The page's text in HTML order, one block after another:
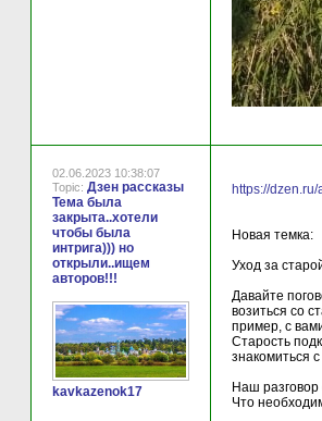
02.06.2023 10:38:07
Topic: Дзен рассказы
Тема была
закрыта..хотели
чтобы была
интрига))) но
открыли..ищем
авторов!!!
kavkazenok17
https://
Новая темка:
Уход за
Давайте
возиться со
пример, с
Старость
знакомиться
Наш разговор
Что